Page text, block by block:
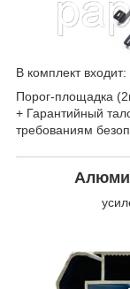
В комплект входит:
Порог-площадка
+ Гарантийный
требованиям